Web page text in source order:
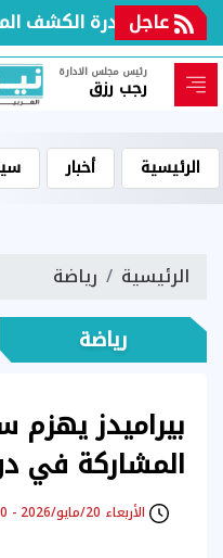
عاجل
رئيس مجلس الادارة
رجب رزق
الرئيسية أخبار
الرئيسية رياضة
رياضة
المشاركة في
الأربعاء 20/مايو/2026 - 11:00 م